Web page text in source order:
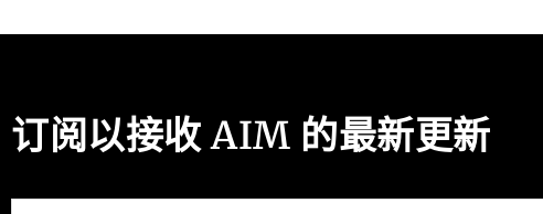
订阅以接收 AIM 的最新更新